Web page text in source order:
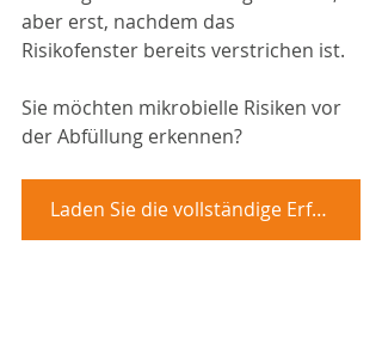
aber erst, nachdem das
Risikofenster bereits verstrichen ist.
Sie möchten mikrobielle Risiken vor
der Abfüllung erkennen?
Laden Sie die vollständige Erfolgsgeschichte herunter